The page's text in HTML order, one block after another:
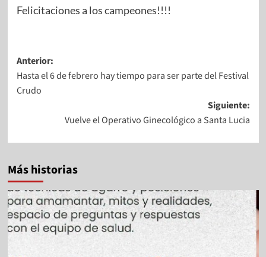
Felicitaciones a los campeones!!!!
Anterior:
Hasta el 6 de febrero hay tiempo para ser parte del Festival
Crudo
Siguiente:
Vuelve el Operativo Ginecológico a Santa Lucia
Más historias